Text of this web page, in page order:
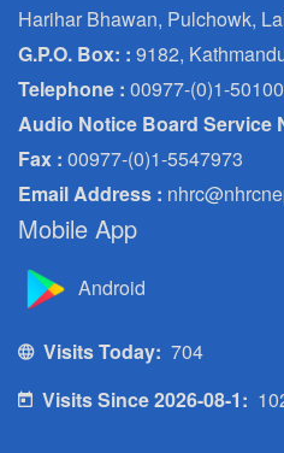
Harihar Bhawan, Pulchowk,
G.P.O. Box: : 9182,
Telephone : 00977-(0)1-
Audio Notice Board Service
Fax : 00977-(0)1-5547973
Email Address :
Mobile App
Android
Visits Today: 704
Visits Since 2026-08-1: